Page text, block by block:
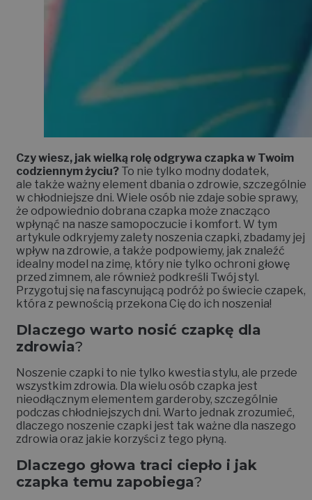
Czy wiesz, jak wielką rolę odgrywa czapka w Twoim
codziennym życiu? To nie tylko modny dodatek,
ale także ważny element dbania o zdrowie, szczególnie
w chłodniejsze dni. Wiele osób nie zdaje sobie sprawy,
że odpowiednio dobrana czapka może znacząco
wpłynąć na nasze samopoczucie i komfort. W tym
artykule odkryjemy zalety noszenia czapki, zbadamy jej
wpływ na zdrowie, a także podpowiemy, jak znaleźć
idealny model na zimę, który nie tylko ochroni głowę
przed zimnem, ale również podkreśli Twój styl.
Przygotuj się na fascynującą podróż po świecie czapek,
która z pewnością przekona Cię do ich noszenia!
Dlaczego warto nosić czapkę dla
zdrowia?
Noszenie czapki to nie tylko kwestia stylu, ale przede
wszystkim zdrowia. Dla wielu osób czapka jest
nieodłącznym elementem garderoby, szczególnie
podczas chłodniejszych dni. Warto jednak zrozumieć,
dlaczego noszenie czapki jest tak ważne dla naszego
zdrowia oraz jakie korzyści z tego płyną.
Dlaczego głowa traci ciepło i jak
czapka temu zapobiega?